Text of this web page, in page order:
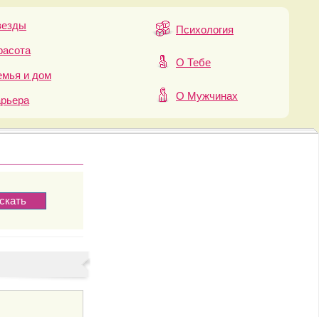
и дом
Психология
О Тебе
О Мужчинах